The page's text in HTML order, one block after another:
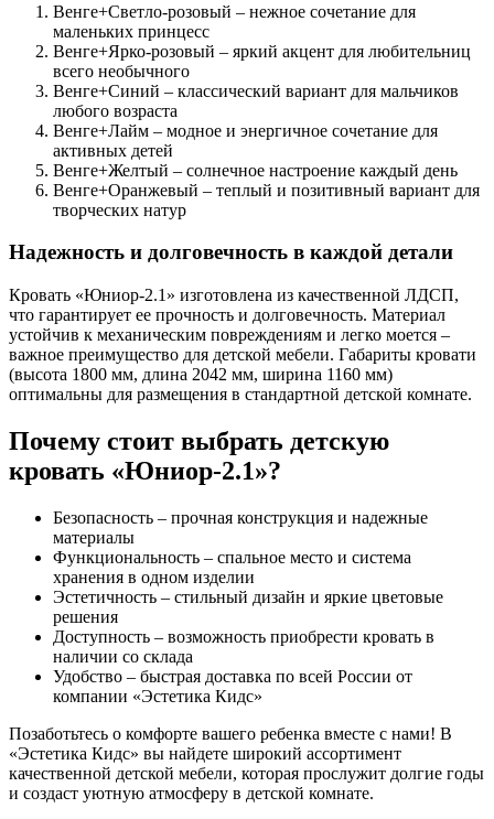
Венге+Светло-розовый – нежное сочетание для
маленьких принцесс
Венге+Ярко-розовый – яркий акцент для любительниц
всего необычного
Венге+Синий – классический вариант для мальчиков
любого возраста
Венге+Лайм – модное и энергичное сочетание для
активных детей
Венге+Желтый – солнечное настроение каждый день
Венге+Оранжевый – теплый и позитивный вариант для
творческих натур
Надежность и долговечность в каждой детали
Кровать «Юниор-2.1» изготовлена из качественной ЛДСП,
что гарантирует ее прочность и долговечность. Материал
устойчив к механическим повреждениям и легко моется –
важное преимущество для детской мебели. Габариты кровати
(высота 1800 мм, длина 2042 мм, ширина 1160 мм)
оптимальны для размещения в стандартной детской комнате.
Почему стоит выбрать детскую
кровать «Юниор-2.1»?
Безопасность – прочная конструкция и надежные
материалы
Функциональность – спальное место и система
хранения в одном изделии
Эстетичность – стильный дизайн и яркие цветовые
решения
Доступность – возможность приобрести кровать в
наличии со склада
Удобство – быстрая доставка по всей России от
компании «Эстетика Кидс»
Позаботьтесь о комфорте вашего ребенка вместе с нами! В
«Эстетика Кидс» вы найдете широкий ассортимент
качественной детской мебели, которая прослужит долгие годы
и создаст уютную атмосферу в детской комнате.